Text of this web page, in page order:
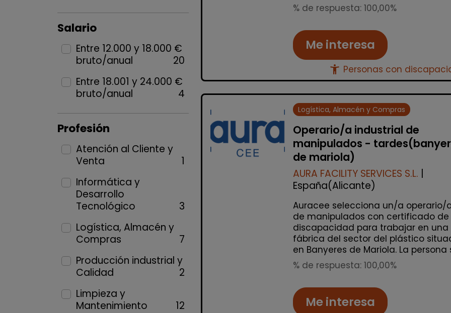
Salario
Entre 12.000 y 18.000 €
bruto/anual
20
Entre 18.001 y 24.000 €
bruto/anual
4
Profesión
Atención al Cliente y
Venta
1
Informática y
Desarrollo
Tecnológico
3
Logística, Almacén y
Compras
7
Producción industrial y
Calidad
2
Limpieza y
Mantenimiento
12
% de respuesta: 100,00%
Me interesa
accessibility_new Personas con
Logística, Almacén y Compras
Operario/a industrial de
manipulados -
de mariola)
AURA FACILITY SERVICES S.L.
España(Alicante)
Auracee selecciona un/a operario/
de manipulados con certificado de
discapacidad para trabajar en una
fábrica del sector del plástico
en Banyeres de Mariola. La persona
% de respuesta: 100,00%
Me interesa